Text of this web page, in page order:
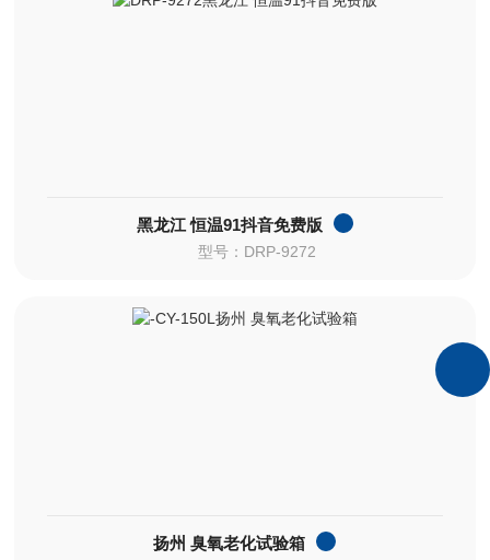
黑龙江 恒温91抖音免费版
型号：DRP-9272
扬州 臭氧老化试验箱